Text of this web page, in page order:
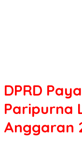
DPRD
Paripurna
Anggaran